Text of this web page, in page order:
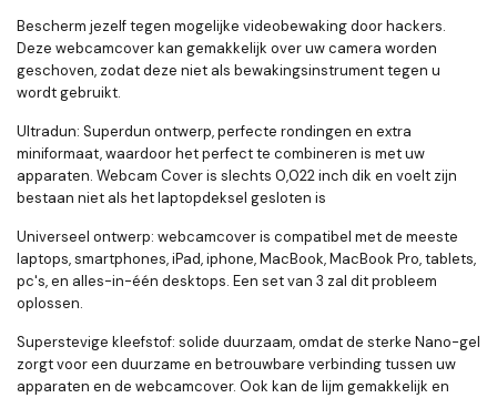
Bescherm jezelf tegen mogelijke videobewaking door hackers.
Deze webcamcover kan gemakkelijk over uw camera worden
geschoven, zodat deze niet als bewakingsinstrument tegen u
wordt gebruikt.
Ultradun: Superdun ontwerp, perfecte rondingen en extra
miniformaat, waardoor het perfect te combineren is met uw
apparaten. Webcam Cover is slechts 0,022 inch dik en voelt zijn
bestaan ​​niet als het laptopdeksel gesloten is
Universeel ontwerp: webcamcover is compatibel met de meeste
laptops, smartphones, iPad, iphone, MacBook, MacBook Pro, tablets,
pc's, en alles-in-één desktops. Een set van 3 zal dit probleem
oplossen.
Superstevige kleefstof: solide duurzaam, omdat de sterke Nano-gel
zorgt voor een duurzame en betrouwbare verbinding tussen uw
apparaten en de webcamcover. Ook kan de lijm gemakkelijk en